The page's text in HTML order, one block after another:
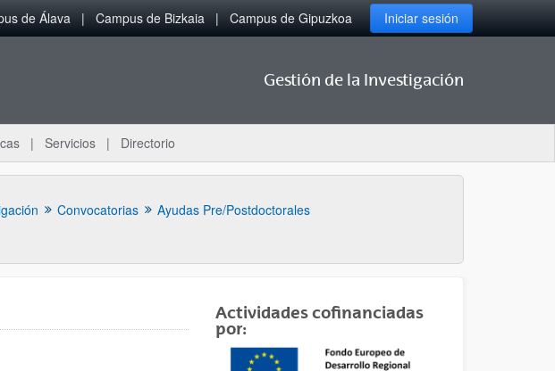
de Álava Campus de Bizkaia Campus de Gipuzkoa Iniciar sesión
Gestión de la Investigación
Servicios Directorio
Convocatorias
Ayudas Pre/Postdoctorales
Actividades cofinanciadas
por: